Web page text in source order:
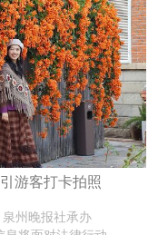
游客打卡拍照
州晚报社承办